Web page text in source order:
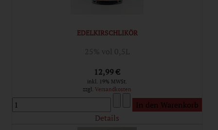
EDELKIRSCHLIKÖR
25% vol 0,5L
12,99 €
inkl. 19% MWSt.
zzgl. Versandkosten
Details